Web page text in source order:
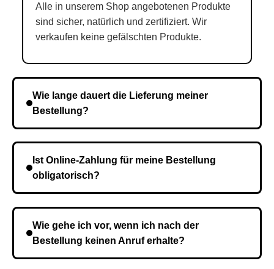
Alle in unserem Shop angebotenen Produkte
sind sicher, natürlich und zertifiziert. Wir
verkaufen keine gefälschten Produkte.
Wie lange dauert die Lieferung meiner
Bestellung?
Kurierdienst und die Zeit hängt davon ab.
Ist Online-Zahlung für meine Bestellung
obligatorisch?
Wie gehe ich vor, wenn ich nach der
Bestellung keinen Anruf erhalte?